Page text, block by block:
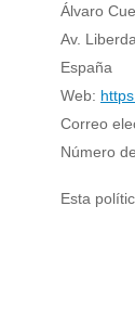
Álvaro
Av.
España
Web:
Correo
Número
Esta